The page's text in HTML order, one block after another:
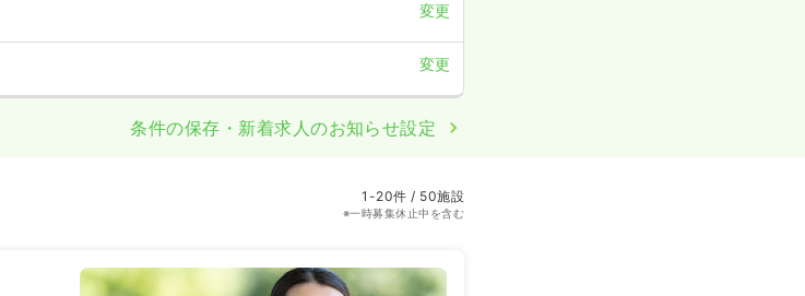
変更
変更
条件の保存・新着求人のお知らせ設定
1-20件 / 50施設
※一時募集休止中を含む